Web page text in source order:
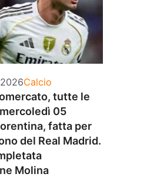
Categorie
Calcio
tutte le
05
fatta per
del Real Madrid.
Molina